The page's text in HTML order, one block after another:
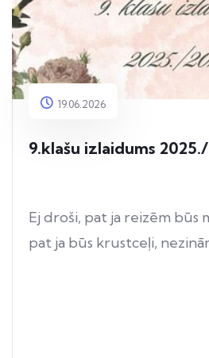
19.06.2026
9.klašu izlaidums
Ej droši, pat ja reizēm būs
pat ja būs krustceļi,